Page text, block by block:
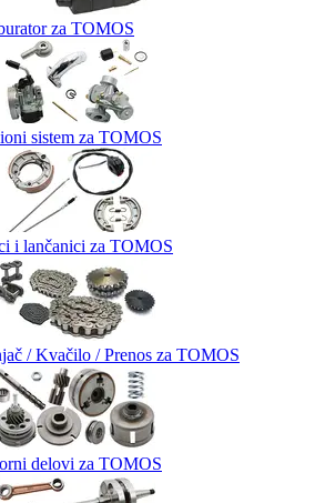
za TOMOS
sistem za TOMOS
i lančanici za TOMOS
/ Kvačilo / Prenos za TOMOS
delovi za TOMOS